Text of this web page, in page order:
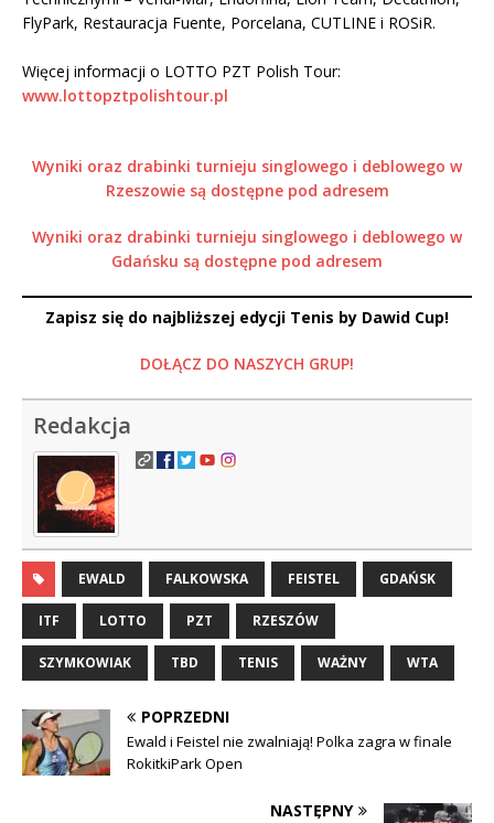
FlyPark, Restauracja Fuente, Porcelana, CUTLINE i ROSiR.
Więcej informacji o LOTTO PZT Polish Tour:
www.lottopztpolishtour.pl
Wyniki oraz drabinki turnieju singlowego i deblowego w
Rzeszowie są dostępne pod adresem
Wyniki oraz drabinki turnieju singlowego i deblowego w
Gdańsku są dostępne pod adresem
Zapisz się do najbliższej edycji Tenis by Dawid Cup!
DOŁĄCZ DO NASZYCH GRUP!
Redakcja
EWALD FALKOWSKA FEISTEL GDAŃSK
ITF LOTTO PZT RZESZÓW
SZYMKOWIAK TBD TENIS WAŻNY WTA
POPRZEDNI
Ewald i Feistel nie zwalniają! Polka zagra w finale
RokitkiPark Open
NASTĘPNY